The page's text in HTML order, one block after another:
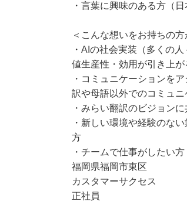
・言葉に興味のある方（
＜こんな想いをお持ちの
・AIの社会実装（多くの
値生産性・効用が引き上
・コミュニケーションを
訳や母語以外でのコミュ
・みらい翻訳のビジョン
・新しい環境や経験のな
方
・チームで仕事がしたい方
福岡県福岡市東区
カスタマーサクセス
正社員